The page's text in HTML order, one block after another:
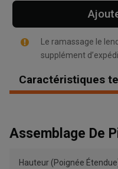
, , ,
Appelez maintenant
Envoyez un
Le ramassage le
supplément
Caractéristiques
Assemblage De
Hauteur (Poignée